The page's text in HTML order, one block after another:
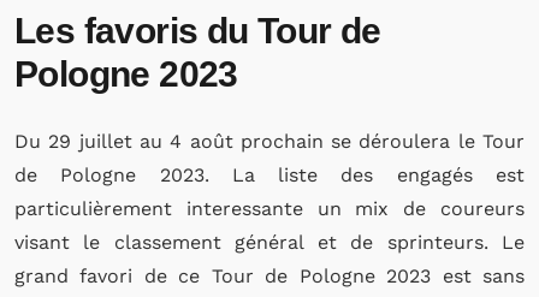
Les favoris du Tour de
Pologne 2023
Du 29 juillet au 4 août prochain se déroulera le Tour
de Pologne 2023. La liste des engagés est
particulièrement interessante un mix de coureurs
visant le classement général et de sprinteurs. Le
grand favori de ce Tour de Pologne 2023 est sans